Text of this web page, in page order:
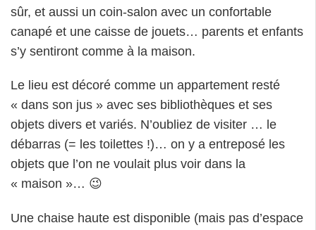
sûr, et aussi un coin-salon avec un confortable
canapé et une caisse de jouets… parents et enfants
s’y sentiront comme à la maison.
Le lieu est décoré comme un appartement resté
« dans son jus » avec ses bibliothèques et ses
objets divers et variés. N’oubliez de visiter … le
débarras (= les toilettes !)… on y a entreposé les
objets que l’on ne voulait plus voir dans la
« maison »… 😉
Une chaise haute est disponible (mais pas d’espace